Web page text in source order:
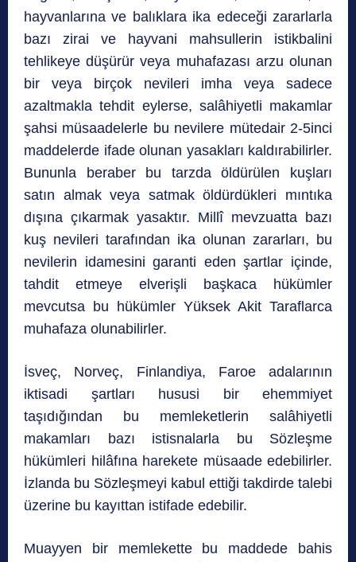
hayvanlarına ve balıklara ika edeceği zararlarla
bazı zirai ve hayvani mahsullerin istikbalini
tehlikeye düşürür veya muhafazası arzu olunan
bir veya birçok nevileri imha veya sadece
azaltmakla tehdit eylerse, salâhiyetli makamlar
şahsi müsaadelerle bu nevilere mütedair 2-5inci
maddelerde ifade olunan yasakları kaldırabilirler.
Bununla beraber bu tarzda öldürülen kuşları
satın almak veya satmak öldürdükleri mıntıka
dışına çıkarmak yasaktır. Millî mevzuatta bazı
kuş nevileri tarafından ika olunan zararları, bu
nevilerin idamesini garanti eden şartlar içinde,
tahdit etmeye elverişli başkaca hükümler
mevcutsa bu hükümler Yüksek Akit Taraflarca
muhafaza olunabilirler.
İsveç, Norveç, Finlandiya, Faroe adalarının
iktisadi şartları hususi bir ehemmiyet
taşıdığından bu memleketlerin salâhiyetli
makamları bazı istisnalarla bu Sözleşme
hükümleri hilâfına harekete müsaade edebilirler.
İzlanda bu Sözleşmeyi kabul ettiği takdirde talebi
üzerine bu kayıttan istifade edebilir.
Muayyen bir memlekette bu maddede bahis